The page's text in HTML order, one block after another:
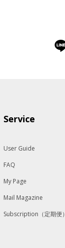
Service
User Guide
FAQ
My Page
Mail Magazine
Subscription（定期便）